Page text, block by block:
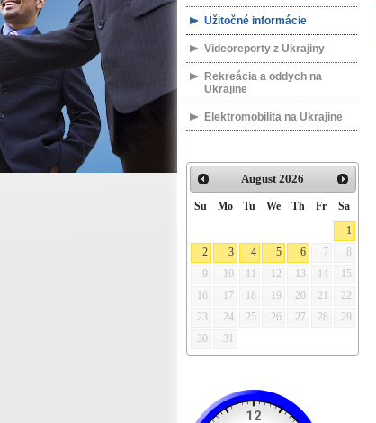
Užitočné informácie
Videoreporty z Ukrajiny
Rekreácia a oddych na
Ukrajine
Elektromobilita na Ukrajine
August 2026
Su Mo Tu We Th Fr
Sa
1
2
3 4 5 6 7
8
9
10 11 12 13 14
15
16
17 18 19 20 21
22
23
24 25 26 27 28
29
30
31